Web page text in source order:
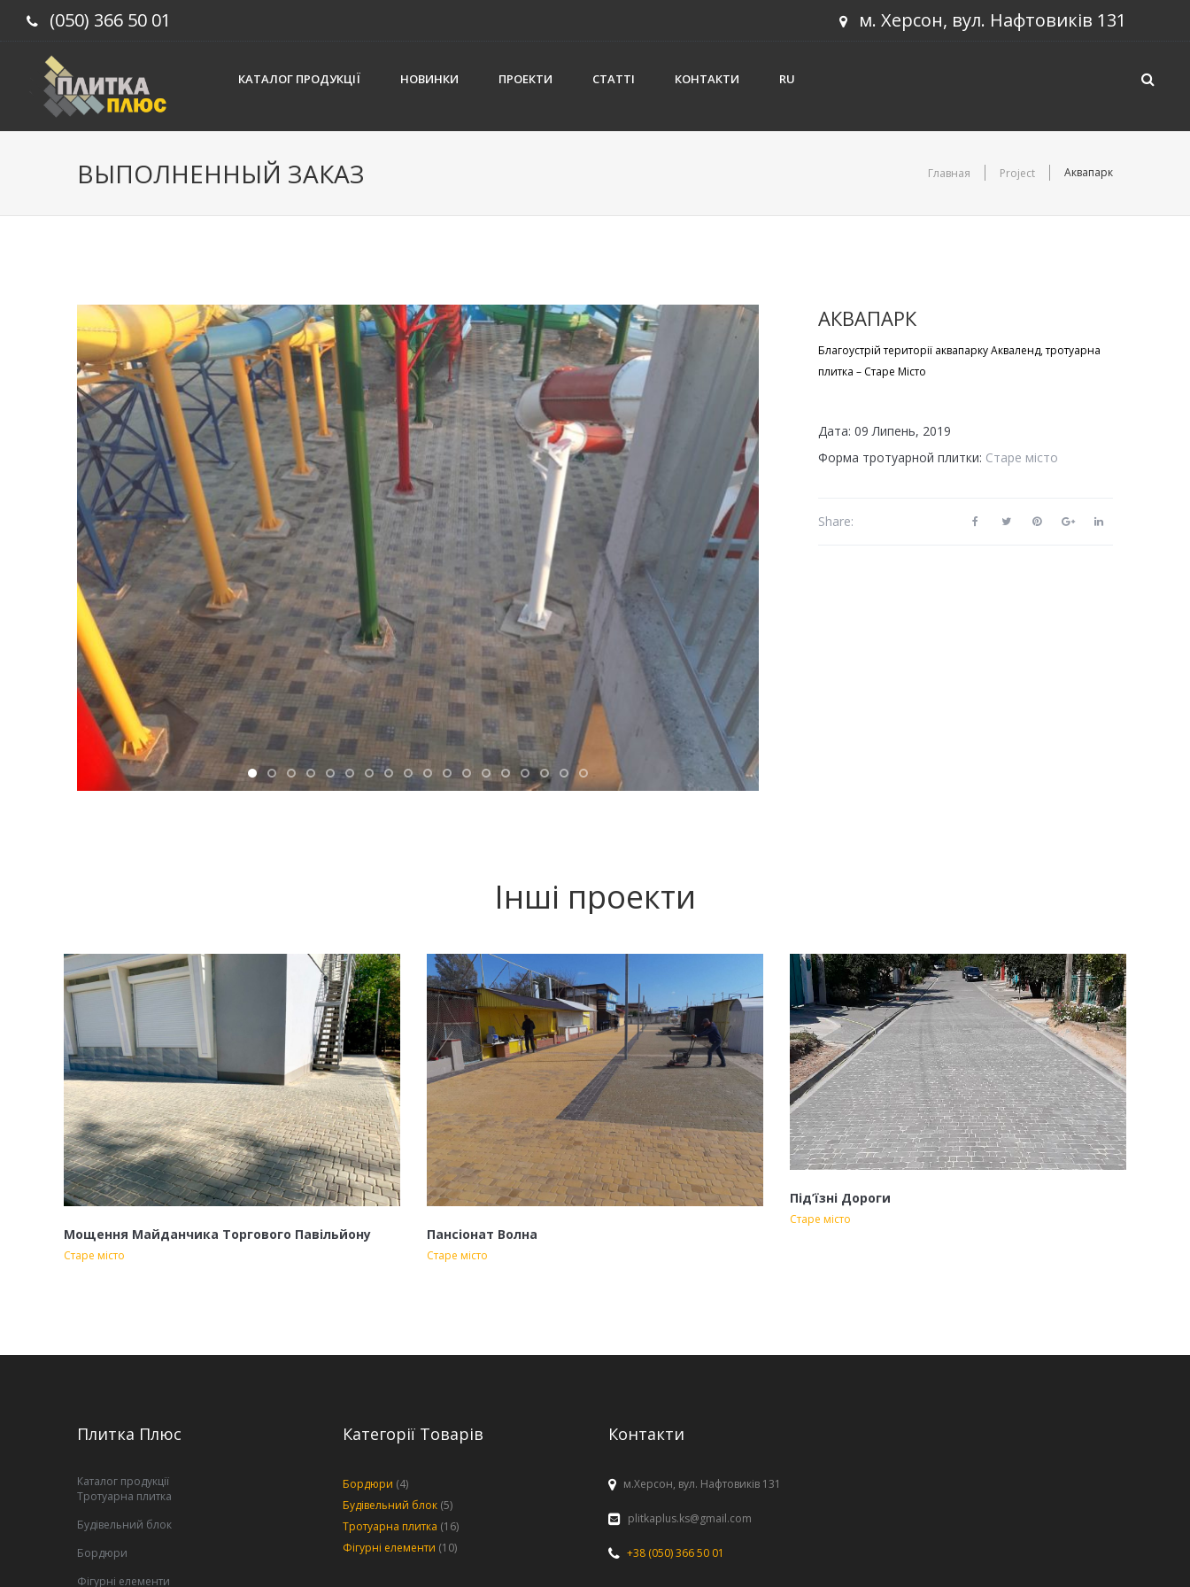
(050) 366 50 01 м. Херсон, вул. Нафтовиків 131
КАТАЛОГ ПРОДУКЦІЇ НОВИНКИ ПРОЕКТИ СТАТТІ КОНТАКТИ RU
ВЫПОЛНЕННЫЙ ЗАКАЗ Главная Project Аквапарк
АКВАПАРК
Благоустрій території аквапарку Акваленд, тротуарна
плитка – Старе Місто
Дата: 09 Липень, 2019
Форма тротуарной плитки: Старе місто
Share:
Інші проекти
Мощення Майданчика Торгового Павільйону
Старе місто
Пансіонат Волна
Старе місто
Під’їзні Дороги
Старе місто
Плитка Плюс
Каталог продукції
Тротуарна плитка
Будівельний блок
Бордюри
Фігурні елементи
Категорії Товарів
Бордюри (4)
Будівельний блок (5)
Тротуарна плитка (16)
Фігурні елементи (10)
Контакти
м.Херсон, вул. Нафтовиків 131
plitkaplus.ks@gmail.com
+38 (050) 366 50 01